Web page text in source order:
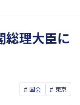
総理大臣に
国会 東京